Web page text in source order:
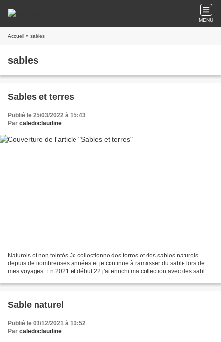
MENU
Accueil » sables
sables
Sables et terres
Publié le 25/03/2022 à 15:43
Par caledoclaudine
Naturels et non teintés Je collectionne des terres et des sables naturels
depuis de nombreuses années et je continue à ramasser du sable lors de
mes voyages. En 2021 et début 22 j'ai enrichi ma collection avec des sables
Sable naturel
Publié le 03/12/2021 à 10:52
Par caledoclaudine